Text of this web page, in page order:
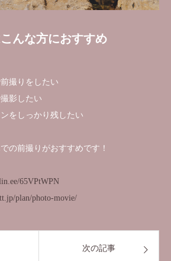
んな方におすすめ
撮りをしたい
影したい
をしっかり残したい
の前撮りがおすすめです！
65VPtWPN
plan/photo-movie/
次の記事